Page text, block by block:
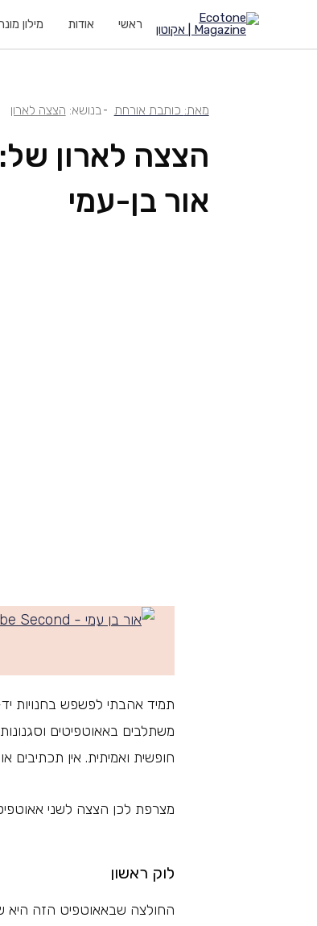
ראשי אודות מילון
מאת: כותבת אורחת בנושא: הצצה לארון
הצצה לארון של:
אור בן-עמי
משתלבים באאוטפיטים
חופשית ואמיתית. אין תכתיבים
מצרפת לכן הצצה לשני
לוק ראשון
החולצה שבאאוטפיט הזה היא